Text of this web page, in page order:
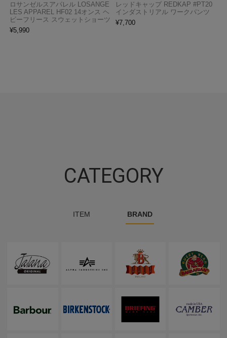
ロサンゼルスアパレル LOSANGE
LES APPAREL HF02 14オンス ヘ
ビーフリース スウェットショーツ
¥5,990
レッドキャップ REDKAP #PT20
インダストリアル ワークパンツ
¥7,700
CATEGORY
ITEM BRAND